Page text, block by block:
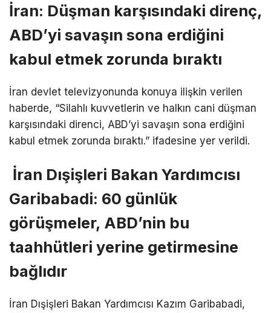
İran: Düşman karşısındaki direnç,
ABD’yi savaşın sona erdiğini
kabul etmek zorunda bıraktı
İran devlet televizyonunda konuya ilişkin verilen
haberde, “Silahlı kuvvetlerin ve halkın cani düşman
karşısındaki direnci, ABD’yi savaşın sona erdiğini
kabul etmek zorunda bıraktı.” ifadesine yer verildi.
İran Dışişleri Bakan Yardımcısı
Garibabadi: 60 günlük
görüşmeler, ABD’nin bu
taahhütleri yerine getirmesine
bağlıdır
İran Dışişleri Bakan Yardımcısı Kazım Garibabadi,